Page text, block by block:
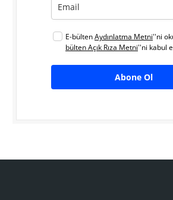
E-bültenAydınlatma Metni''ni
bülten Açık Rıza Metni''ni kabul
Abone Ol